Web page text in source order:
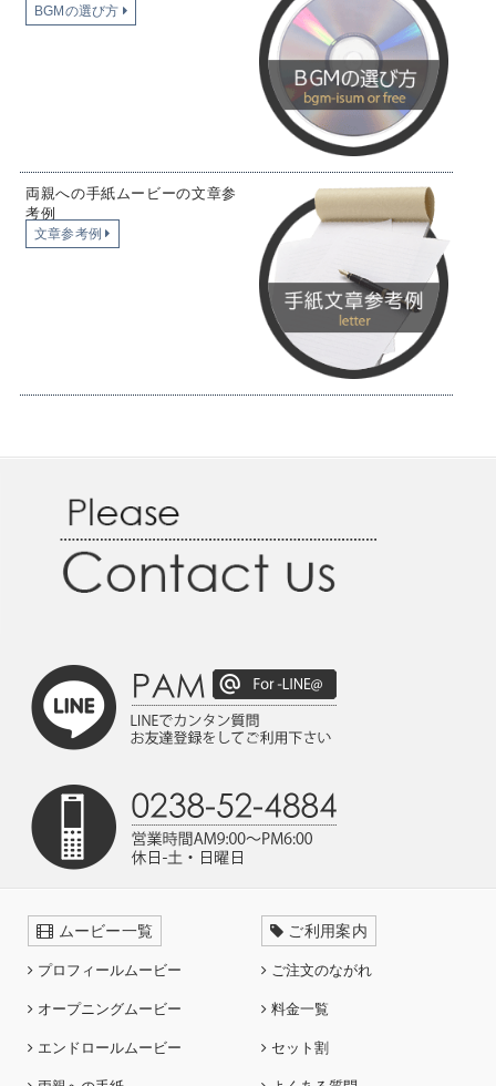
BGMの選び方
両親への手紙ムービーの文章参
考例
文章参考例
ムービー一覧
プロフィールムービー
オープニングムービー
エンドロールムービー
ご利用案内
ご注文のながれ
料金一覧
セット割